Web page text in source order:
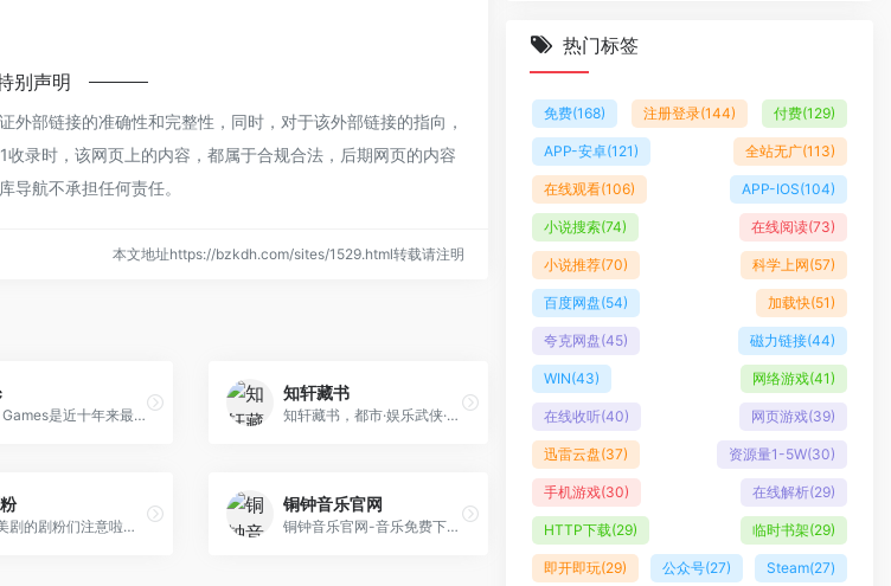
别声明
部链接的准确性和完整性，同时，对于该外部链接的指向，
录时，该网页上的内容，都属于合规合法，后期网页的内容
导航不承担任何责任。
本文地址https://bzkdh.com/sites/1529.html转载请注明
EPIC Games是近十年来最负盛名的游戏制作团队之一，主要是旗下最为畅销的《战争机器》系列。团队研发的虚幻3引擎为无数的游戏制作团队所采用。2011年，EPIC Games发售的《战争机器3》引来了业界的广泛好评。代表作品另有《子弹风暴》、《堡垒之夜》等。 2020年7月10日，索尼与游戏开发工作室和发行商 Epic Games联合宣布，索尼已经投资 2.5 亿美元收购了 Epic 的 1.4% 股权。
知轩藏书
知轩藏书，都市·娱乐武侠·仙侠奇幻·玄幻科幻·灵异历史·军事竞技·游戏二次元，排行榜-校对全本TXT小说下载网。
爱看美剧的剧粉们注意啦！本站的最新剧集在每天的上午十一点半，下午的五点半添加更新一次！有啥意见，想看什么片都可以写信告诉我哇！
铜钟音乐官网
铜钟音乐官网-音乐免费下载，MP3歌曲免费下载，在线音乐免费听
热门标签
免费(168) 注册登录(144) 付费(129)
APP-安卓(121) 全站无广(113)
在线观看(106) APP-IOS(104)
小说搜索(74) 在线阅读(73)
小说推荐(70) 科学上网(57)
百度网盘(54) 加载快(51)
夸克网盘(45) 磁力链接(44)
WIN(43) 网络游戏(41)
在线收听(40) 网页游戏(39)
迅雷云盘(37) 资源量1-5W(30)
手机游戏(30) 在线解析(29)
HTTP下载(29) 临时书架(29)
即开即玩(29) 公众号(27) Steam(27)